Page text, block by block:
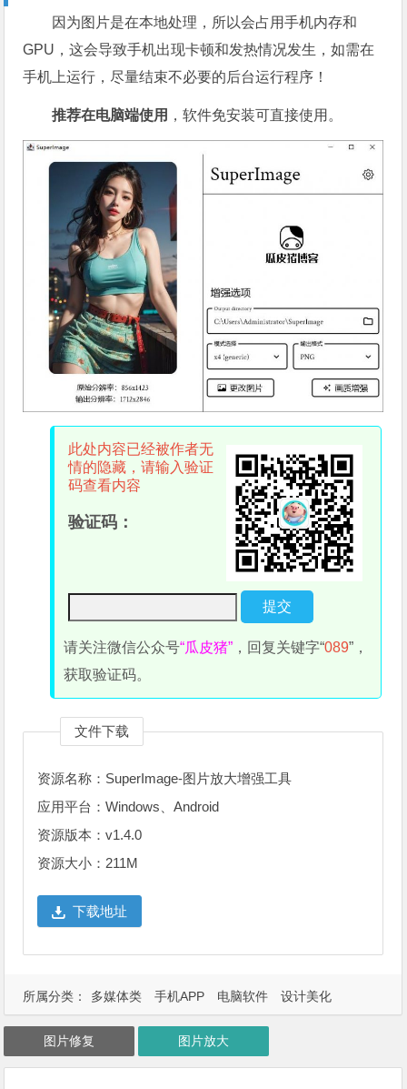
因为图片是在本地处理，所以会占用手机内存和
GPU，这会导致手机出现卡顿和发热情况发生，如需在
手机上运行，尽量结束不必要的后台运行程序！
推荐在电脑端使用 ，软件免安装可直接使用。
此处内容已经被作者无
情的隐藏，请输入验证
码查看内容
验证码：
请关注微信公众号“瓜皮猪” ，回复关键字“089”，
获取验证码。
文件下载
资源名称：SuperImage-图片放大增强工具
应用平台：Windows、Android
资源版本：v1.4.0
资源大小：211M
下载地址
所属分类： 多媒体类 手机APP 电脑软件 设计美化
图片修复 图片放大